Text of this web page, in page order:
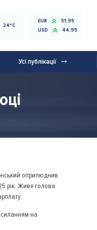
24°C
EUR
51,95
USD
44,95
Усі публікації
оприлюднив
рік. Живе голова
на